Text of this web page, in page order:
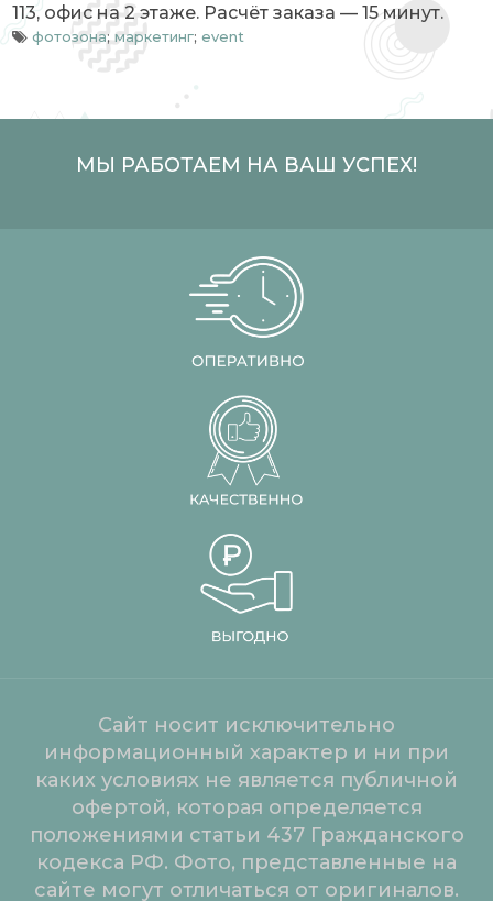
113, офис на 2 этаже. Расчёт заказа — 15 минут.
фотозона;маркетинг;event
МЫ РАБОТАЕМ НА ВАШ УСПЕХ!
Сайт носит исключительно
информационный характер и ни при
каких условиях не является публичной
офертой, которая определяется
положениями статьи 437 Гражданского
кодекса РФ. Фото, представленные на
сайте могут отличаться от оригиналов.